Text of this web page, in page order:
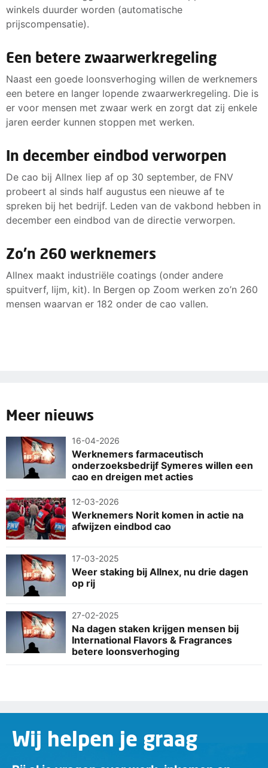
winkels duurder worden (automatische
prijscompensatie).
Een betere zwaarwerkregeling
Naast een goede loonsverhoging willen de werknemers
een betere en langer lopende zwaarwerkregeling. Die is
er voor mensen met zwaar werk en zorgt dat zij enkele
jaren eerder kunnen stoppen met werken.
In december eindbod verworpen
De cao bij Allnex liep af op 30 september, de FNV
probeert al sinds half augustus een nieuwe af te
spreken bij het bedrijf. Leden van de vakbond hebben in
december een eindbod van de directie verworpen.
Zo'n 260 werknemers
Allnex maakt industriële coatings (onder andere
spuitverf, lijm, kit). In Bergen op Zoom werken zo’n 260
mensen waarvan er 182 onder de cao vallen.
Meer nieuws
16-04-2026
Werknemers farmaceutisch
onderzoeksbedrijf Symeres willen een
cao en dreigen met acties
12-03-2026
Werknemers Norit komen in actie na
afwijzen eindbod cao
17-03-2025
Weer staking bij Allnex, nu drie dagen
op rij
27-02-2025
Na dagen staken krijgen mensen bij
International Flavors & Fragrances
betere loonsverhoging
Wij helpen je graag